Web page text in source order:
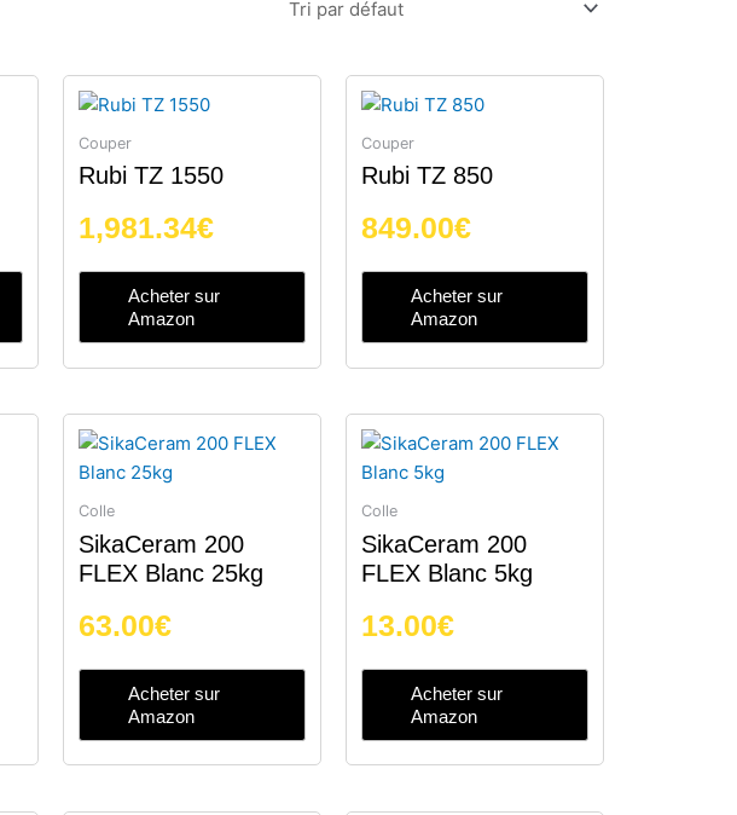
Couper
Rubi TZ 1550
1,981.34€
Acheter sur
Amazon
Couper
Rubi TZ 850
849.00€
Acheter sur
Amazon
Colle
SikaCeram 200
FLEX Blanc 25kg
63.00€
Acheter sur
Amazon
Colle
SikaCeram 200
FLEX Blanc 5kg
13.00€
Acheter sur
Amazon